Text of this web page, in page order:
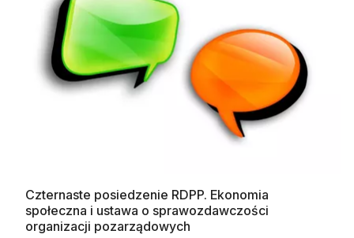
Czternaste posiedzenie RDPP. Ekonomia
społeczna i ustawa o sprawozdawczości
organizacji pozarządowych